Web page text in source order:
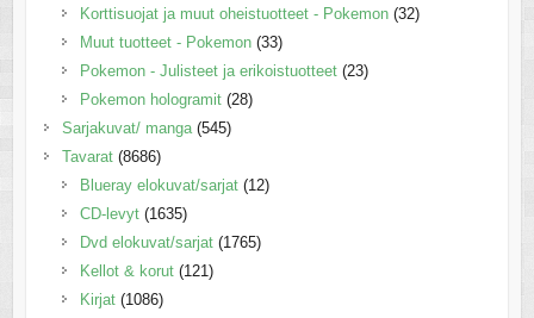
Korttisuojat ja muut oheistuotteet - Pokemon (32)
Muut tuotteet - Pokemon (33)
Pokemon - Julisteet ja erikoistuotteet (23)
Pokemon hologramit (28)
Sarjakuvat/ manga (545)
Tavarat (8686)
Blueray elokuvat/sarjat (12)
CD-levyt (1635)
Dvd elokuvat/sarjat (1765)
Kellot & korut (121)
Kirjat (1086)